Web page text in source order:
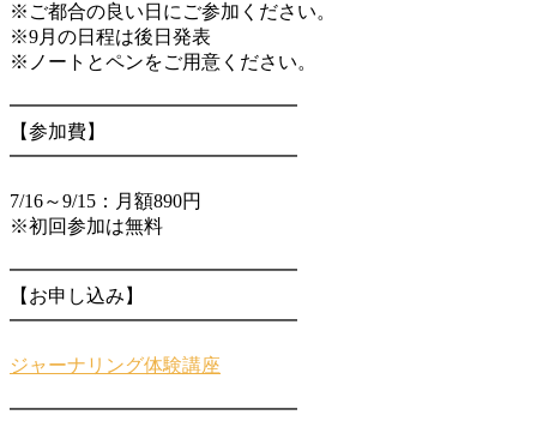
※ご都合の良い日にご参加ください。
※9月の日程は後日発表
※ノートとペンをご用意ください。
━━━━━━━━━━━━━━━
【参加費】
━━━━━━━━━━━━━━━
7/16～9/15：月額890円
※初回参加は無料
━━━━━━━━━━━━━━━
【お申し込み】
━━━━━━━━━━━━━━━
ジャーナリング体験講座
━━━━━━━━━━━━━━━